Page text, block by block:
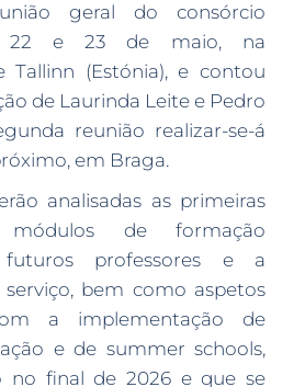
geral do consórcio
22 e 23 de maio, na
Tallinn (Estónia), e contou
de Laurinda Leite e Pedro
reunião realizar-se-á
em Braga.
analisadas as primeiras
de formação
professores e a
bem como aspetos
a implementação de
e de summer schools,
no final de 2026 e que se